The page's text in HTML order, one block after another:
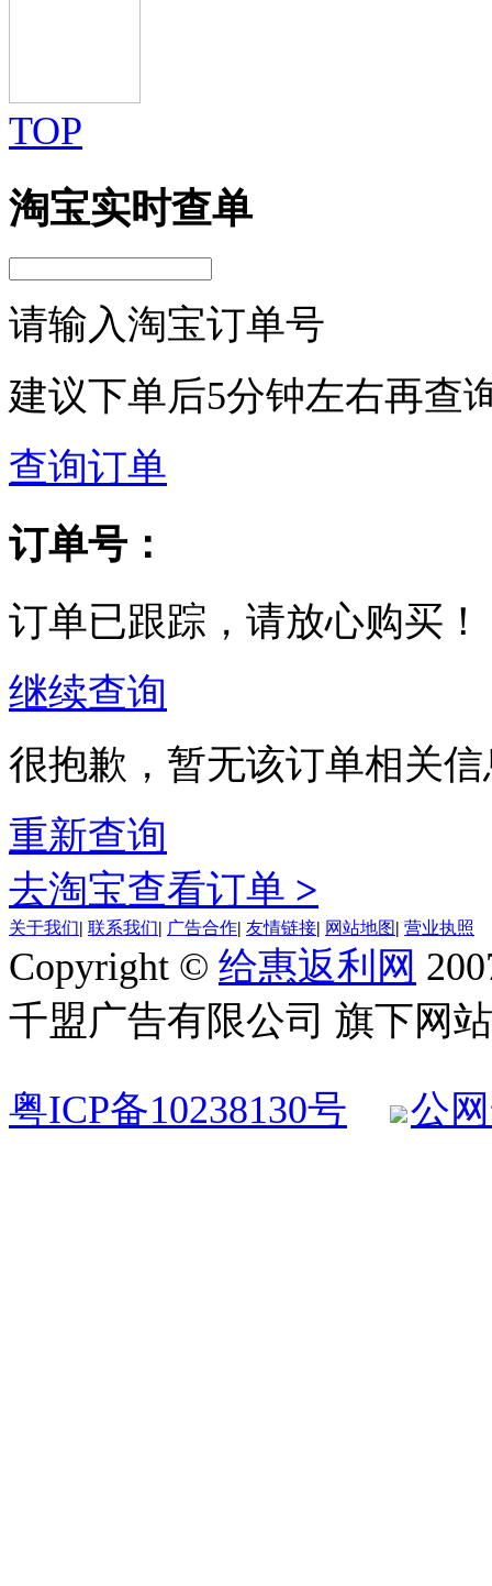
TOP
淘宝实时查单
请输入淘宝订单号
建议下单后5分钟左右再查
查询订单
订单号：
订单已跟踪，请放心购买！
继续查询
很抱歉，暂无该订单相关
重新查询
去淘宝查看订单 >
关于我们 联系我们 广告合作 友情链接 网站地图 营业执照
Copyright © 给惠返利网
千盟广告有限公司 旗下网
粤ICP备10238130号 公